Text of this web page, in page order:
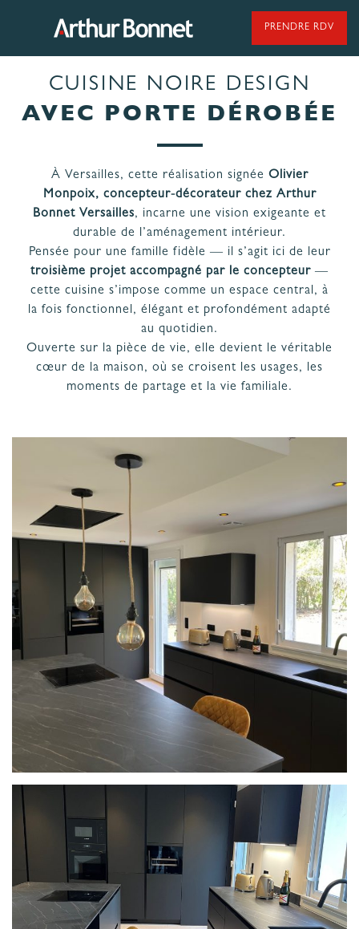
NOS MODÈLES DE CUISINES
NOS CUISINES FABRIQUÉES EN VENDÉE
LES ÉTAPES
PROJET
NOS
& GARANTIES
PRENDRE RDV
CUISINE NOIRE DESIGN
AVEC PORTE DÉROBÉE
À Versailles, cette réalisation signée Olivier
Monpoix, concepteur-décorateur chez Arthur
Bonnet Versailles, incarne une vision exigeante et
durable de l’aménagement intérieur.
Pensée pour une famille fidèle — il s’agit ici de leur
troisième projet accompagné par le concepteur —
cette cuisine s’impose comme un espace central, à
la fois fonctionnel, élégant et profondément adapté
au quotidien.
Ouverte sur la pièce de vie, elle devient le véritable
cœur de la maison, où se croisent les usages, les
moments de partage et la vie familiale.